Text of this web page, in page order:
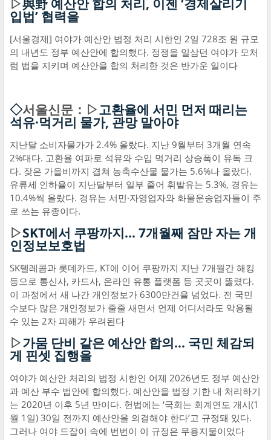
▷與野 예산안 합의 처리, 이젠 ‘경제살리기
입법’ 협력을
[서울경제] 여야가 예산안 법정 처리 시한인 2일 728조 원 규모
의 내년도 정부 예산안에 합의했다. 정쟁을 일삼던 여야가 모처
럼 법을 지키며 예산안을 합의 처리한 것은 반가운 일이다
◇서울신문：▷고환율에 서민 먼저 때리는
석유·먹거리 물가, 관망 말아야
지난달 소비자물가가 2.4% 올랐다. 지난 9월부터 3개월 연속
2%대다. 고환율 여파로 석유와 수입 먹거리 상승폭이 유독 크
다. 잦은 가을비까지 겹쳐 농축수산물 물가는 5.6%나 올랐다.
유류세 인하율이 지난달부터 일부 줄어 휘발유는 5.3%, 경유는
10.4%씩 올랐다. 경유는 서민·자영업자와 화물운송업자들이 주
로 쓰는 유종이다.
▷SKT에서 쿠팡까지… 7개월째 잠만 자는 개
인정보보호법
SK텔레콤과 롯데카드, KT에 이어 쿠팡까지 지난 7개월간 해킹
등으로 통신사, 카드사, 온라인 유통 플랫폼 등 곳곳이 뚫렸다.
이 과정에서 새 나간 개인정보가 6300만건을 넘었다. 전 국민
수보다 많은 개인정보가 줄줄 새면서 언제 어디서라도 악용될
수 있는 2차 피해가 우려된다
▷가뭄 단비 같은 예산안 합의… 국민 체감되
게 핀셋 집행을
여야가 예산안 처리의 법정 시한인 어제 2026년도 정부 예산안
과 예산 부수 법안에 합의했다. 예산안을 법정 기한 내 처리하기
는 2020년 이후 5년 만이다. 헌법에는 ‘국회는 회계연도 개시(1
월 1일) 30일 전까지 예산안을 의결해야 한다’고 규정돼 있다.
그러나 여야 드잡이 속에 번번이 이 규정은 무용지물이었다